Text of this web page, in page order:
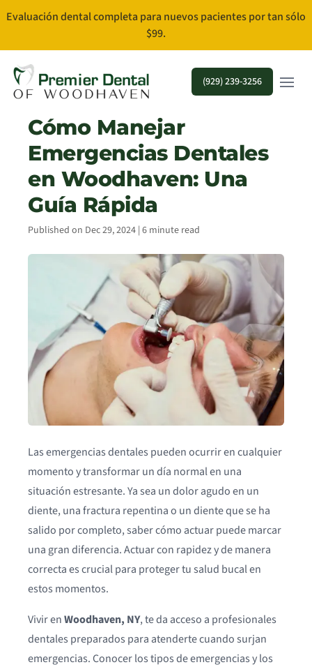
Evaluación dental completa para nuevos pacientes por tan sólo
$99.
(929) 239-3256 Open
Cómo Manejar
Emergencias Dentales
en Woodhaven: Una
Guía Rápida
Published on Dec 29, 2024 | 6 minute read
Las emergencias dentales pueden ocurrir en cualquier
momento y transformar un día normal en una
situación estresante. Ya sea un dolor agudo en un
diente, una fractura repentina o un diente que se ha
salido por completo, saber cómo actuar puede marcar
una gran diferencia. Actuar con rapidez y de manera
correcta es crucial para proteger tu salud bucal en
estos momentos.
Vivir enWoodhaven, NY, te da acceso a profesionales
dentales preparados para atenderte cuando surjan
emergencias. Conocer los tipos de emergencias y los